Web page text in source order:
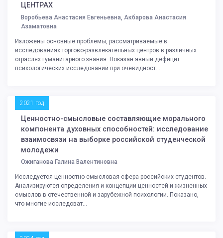
ЦЕНТРАХ
Воробьева Анастасия Евгеньевна, Акбарова Анастасия
Азаматовна
Изложены основные проблемы, рассматриваемые в
исследованиях торгово-развлекательных центров в различных
отраслях гуманитарного знания. Показан явный дефицит
психологических исследований при очевидност...
2021 год
Ценностно-смысловые составляющие морального
компонента духовных способностей: исследование
взаимосвязи на выборке российской студенческой
молодежи
Ожиганова Галина Валентиновна
Исследуется ценностно-смысловая сфера российских студентов.
Анализируются определения и концепции ценностей и жизненных
смыслов в отечественной и зарубежной психологии. Показано,
что многие исследоват...